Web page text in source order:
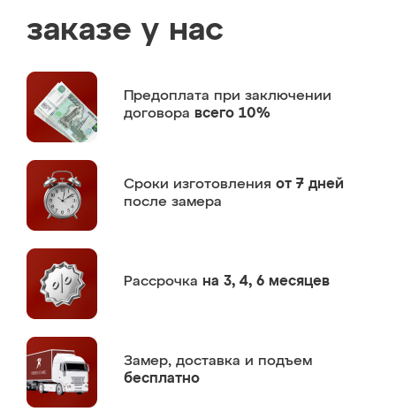
заказе у нас
Предоплата при заключении
договора всего 10%
Сроки изготовления от 7 дней
после замера
Рассрочка на 3, 4, 6 месяцев
Замер, доставка и подъем
бесплатно